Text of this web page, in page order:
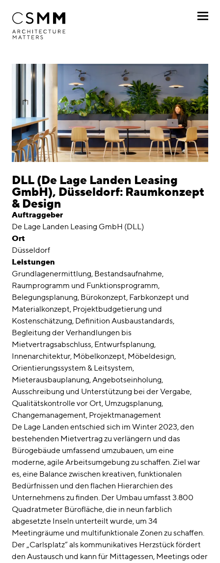
Profil
Leistungen
Projekte
Nach Kunde
Nach Projekt
Chronologisch
Journal
Awards
Karriere
Standorte
linkedininstagram
English
Impressum
DLL (De Lage Landen Leasing
GmbH), Düsseldorf: Raumkonzept
& Design
Auftraggeber
De Lage Landen Leasing GmbH (DLL)
Ort
Düsseldorf
Leistungen
Grundlagenermittlung Bestandsaufnahme
Raumprogramm und Funktionsprogramm
Belegungsplanung Bürokonzept Farbkonzept und
Materialkonzept Projektbudgetierung und
Kostenschätzung Definition Ausbaustandards
Begleitung der Verhandlungen bis
Mietvertragsabschluss Entwurfsplanung
Innenarchitektur Möbelkonzept Möbeldesign
Orientierungssystem & Leitsystem
Mieterausbauplanung Angebotseinholung
Ausschreibung und Unterstützung bei der Vergabe
Qualitätskontrolle vor Ort Umzugsplanung
Changemanagement Projektmanagement
De Lage Landen entschied sich im Winter 2023, den
bestehenden Mietvertrag zu verlängern und das
Bürogebäude umfassend umzubauen, um eine
moderne, agile Arbeitsumgebung zu schaffen. Ziel war
es, eine Balance zwischen kreativen, funktionalen
Bedürfnissen und den flachen Hierarchien des
Unternehmens zu finden. Der Umbau umfasst 3.800
Quadratmeter Bürofläche, die in neun farblich
abgesetzte Inseln unterteilt wurde, um 34
Meetingräume und multifunktionale Zonen zu schaffen.
Der „Carlsplatz“ als kommunikatives Herzstück fördert
den Austausch und kann für Mittagessen, Meetings oder